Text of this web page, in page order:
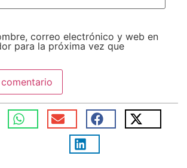
correo electrónico y web en
para la próxima vez que